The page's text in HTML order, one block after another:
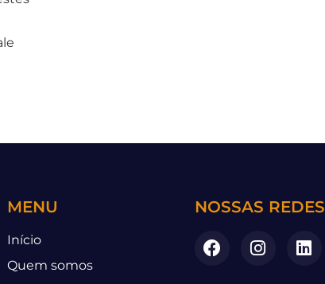
MENU
Início
Quem somos
NOSSAS REDES